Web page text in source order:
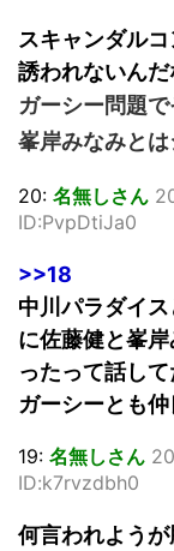
スキャンダル
誘われないんだ
ガーシー問題
峯岸みなみと
20: 名無しさん
ID:PvpDtiJa0
>>18
中川パラダイ
に佐藤健と峯
ったって話し
ガーシーとも
19: 名無しさん
ID:k7rvzdbh0
何言われよう